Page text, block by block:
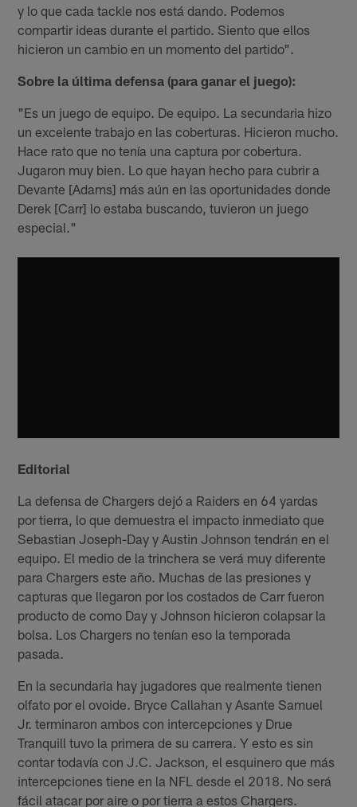
y lo que cada tackle nos está dando. Podemos
compartir ideas durante el partido. Siento que ellos
hicieron un cambio en un momento del partido".
Sobre la última defensa (para ganar el juego):
"Es un juego de equipo. De equipo. La secundaria hizo
un excelente trabajo en las coberturas. Hicieron mucho.
Hace rato que no tenía una captura por cobertura.
Jugaron muy bien. Lo que hayan hecho para cubrir a
Devante [Adams] más aún en las oportunidades donde
Derek [Carr] lo estaba buscando, tuvieron un juego
especial."
Editorial
La defensa de Chargers dejó a Raiders en 64 yardas
por tierra, lo que demuestra el impacto inmediato que
Sebastian Joseph-Day y Austin Johnson tendrán en el
equipo. El medio de la trinchera se verá muy diferente
para Chargers este año. Muchas de las presiones y
capturas que llegaron por los costados de Carr fueron
producto de como Day y Johnson hicieron colapsar la
bolsa. Los Chargers no tenían eso la temporada
pasada.
En la secundaria hay jugadores que realmente tienen
olfato por el ovoide. Bryce Callahan y Asante Samuel
Jr. terminaron ambos con intercepciones y Drue
Tranquill tuvo la primera de su carrera. Y esto es sin
contar todavía con J.C. Jackson, el esquinero que más
intercepciones tiene en la NFL desde el 2018. No será
fácil atacar por aire o por tierra a estos Chargers.